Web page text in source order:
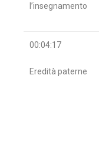
l’insegnamento
00:04:17
Eredità paterne